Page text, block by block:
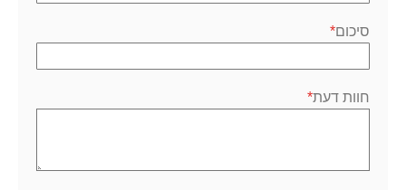
סיכום
חוות דעת